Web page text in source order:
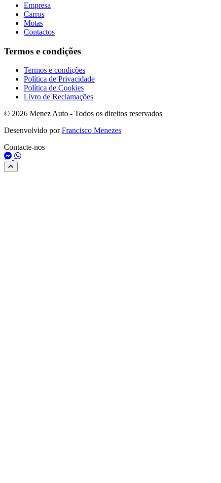
Empresa
Carros
Motas
Contactos
Termos e condições
Termos e condições
Política de Privacidade
Política de Cookies
Livro de Reclamações
© 2026 Menez Auto - Todos os direitos reservados
Desenvolvido porFrancisco Menezes
Contacte-nos